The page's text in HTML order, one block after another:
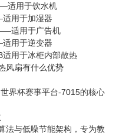
适用于饮水机
用于加湿器
适用于广告机
用于逆变器
用于冰柜内部散热
风扇有什么优势
界杯赛事平台-7015的核心
法与低噪节能架构，专为教